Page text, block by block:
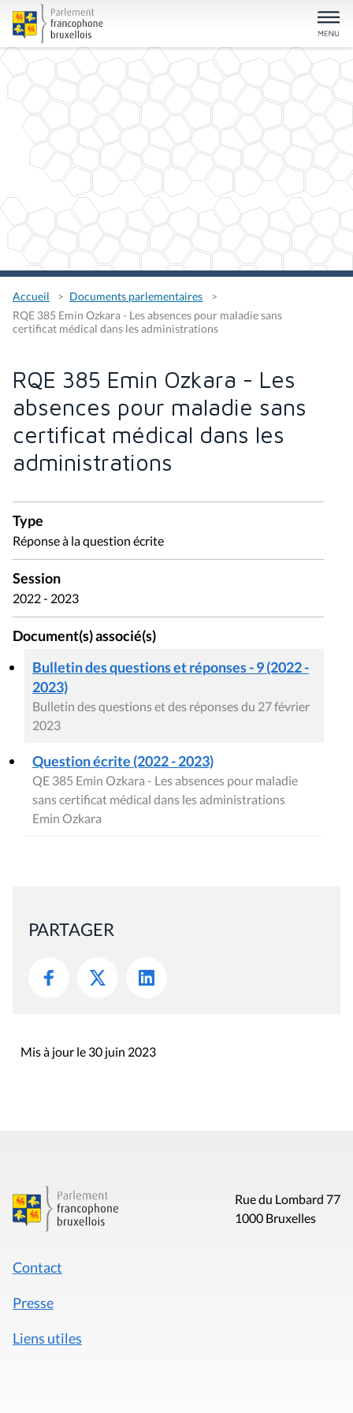
Accueil
Documents parlementaires
RQE 385 Emin Ozkara - Les absences pour maladie sans
certificat médical dans les administrations
RQE 385 Emin Ozkara - Les
absences pour maladie sans
certificat médical dans les
administrations
Type
Réponse à la question écrite
Session
2022 - 2023
Document(s) associé(s)
Bulletin des questions et réponses - 9 (2022 -
2023)
Bulletin des questions et des réponses du 27 février
2023
Question écrite (2022 - 2023)
QE 385 Emin Ozkara - Les absences pour maladie
sans certificat médical dans les administrations
Emin Ozkara
PARTAGER
Mis à jour le 30 juin 2023
Rue du Lombard 77
1000 Bruxelles
Contact
Presse
Liens utiles